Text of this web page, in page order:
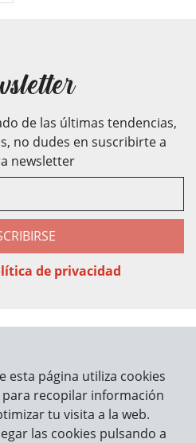
de las últimas tendencias,
no dudes en suscribirte a
newsletter
de privacidad
esta página utiliza cookies
recopilar información
tu visita a la web.
las cookies pulsando a